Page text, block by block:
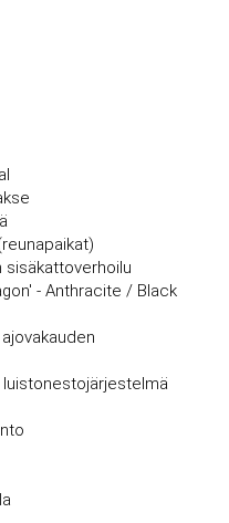
sisäkattoverhoilu
- Anthracite / Black